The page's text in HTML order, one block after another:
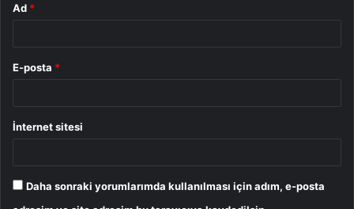
Ad *
E-posta *
İnternet sitesi
Daha sonraki yorumlarımda kullanılması için adım, e-posta